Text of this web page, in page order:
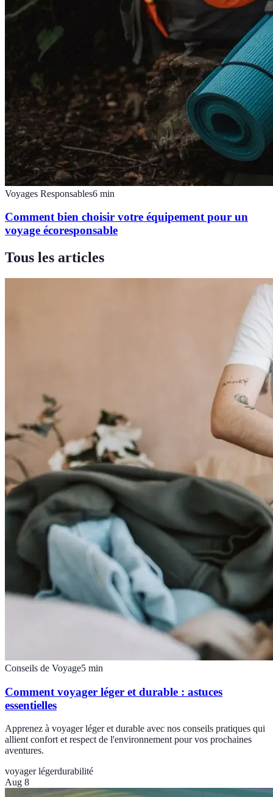
Voyages Responsables6 min
Comment bien choisir votre équipement pour un
voyage écoresponsable
Tous les articles
Conseils de Voyage5 min
Comment voyager léger et durable : astuces
essentielles
Apprenez à voyager léger et durable avec nos conseils pratiques qui
allient confort et respect de l'environnement pour vos prochaines
aventures.
voyager légerdurabilité
Aug 8